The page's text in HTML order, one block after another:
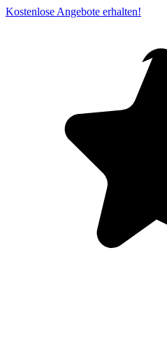
Kostenlose Angebote erhalten!